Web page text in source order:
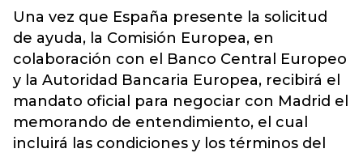
Una vez que España presente la solicitud
de ayuda, la Comisión Europea, en
colaboración con el Banco Central Europeo
y la Autoridad Bancaria Europea, recibirá el
mandato oficial para negociar con Madrid el
memorando de entendimiento, el cual
incluirá las condiciones y los términos del